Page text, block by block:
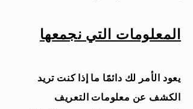
المعلومات التي نجمعها
يعود الأمر لك دائمًا ما إذا كنت تريد
الكشف عن معلومات التعريف